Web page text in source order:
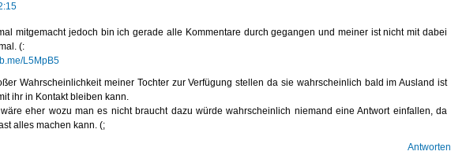
mitgemacht jedoch bin ich gerade alle Kommentare durch gegangen und meiner ist nicht mit dabei
(:
L5MpB5
Wahrscheinlichkeit meiner Tochter zur Verfügung stellen da sie wahrscheinlich bald im Ausland ist
ihr in Kontakt bleiben kann.
eher wozu man es nicht braucht dazu würde wahrscheinlich niemand eine Antwort einfallen, da
alles machen kann. (;
Antworten